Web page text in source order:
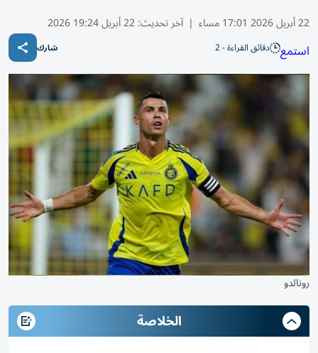
22 أبريل 2026 17:01 مساء | آخر تحديث:22 أبريل 19:24 2026
استمع دقائق القراءة - 2 شارك
رونالدو
الخلاصة